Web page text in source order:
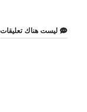
ليست هناك تعليقات